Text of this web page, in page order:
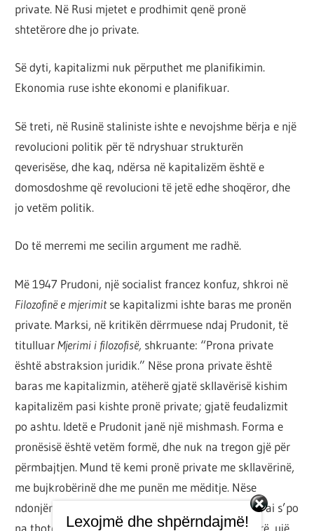
private. Në Rusi mjetet e prodhimit qenë pronë
shtetërore dhe jo private.
Së dyti, kapitalizmi nuk përputhet me planifikimin.
Ekonomia ruse ishte ekonomi e planifikuar.
Së treti, në Rusinë staliniste ishte e nevojshme bërja e një
revolucioni politik për të ndryshuar strukturën
qeverisëse, dhe kaq, ndërsa në kapitalizëm është e
domosdoshme që revolucioni të jetë edhe shoqëror, dhe
jo vetëm politik.
Do të merremi me secilin argument me radhë.
Më 1947 Prudoni, një socialist francez konfuz, shkroi në
Filozofinë e mjerimitse kapitalizmi ishte baras me pronën
private. Marksi, në kritikën dërrmuese ndaj Prudonit, të
titulluarMjerimi i filozofisë, shkruante: “Prona private
është abstraksion juridik.” Nëse prona private është
baras me kapitalizmin, atëherë gjatë skllavërisë kishim
kapitalizëm pasi kishte pronë private; gjatë feudalizmit
po ashtu. Idetë e Prudonit janë një mishmash. Forma e
pronësisë është vetëm formë, dhe nuk na tregon gjë për
përmbajtjen. Mund të kemi pronë private me skllavërinë,
me bujkrobërinë dhe me punën me mëditje. Nëse
ndonjëri na thotë: “Kam një shishe plot me gjëra”, ai s’po
na thotë se me çfarë gjërash e ka. Mund të jetë verë, ujë
Lexojmë dhe shpërndajmë!